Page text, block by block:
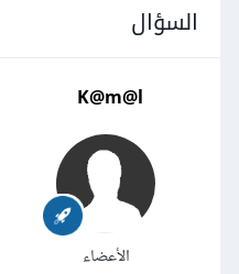
السؤال
K@m@l
الأعضاء